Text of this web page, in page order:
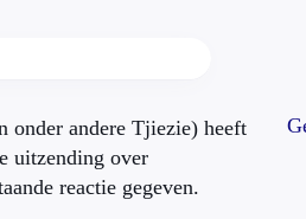
onder andere Tjiezie) heeft
uitzending over
reactie gegeven.